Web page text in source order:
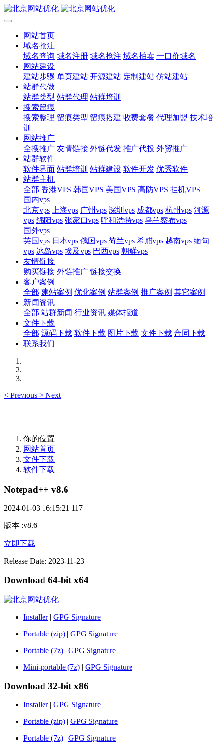
网站首页
域名抢注
域名查询 域名注册 域名抢注 域名拍卖 一口价域名
网站建设
建站步骤 单页建站 开源建站 定制建站 仿站建站
站群代做
站群类型 站群代理 站群培训
搜索留痕
搜索整理 留痕类型 留痕搭建 收费套餐 代理加盟 技术培
训
网站推广
全搜推广 友情链接 外链代发 推广代投 外贸推广
站群软件
软件界面 站群培训 站群建设 软件开发 优秀软件
站群主机
全部 香港VPS 韩国VPS 美国VPS 高防VPS 挂机VPS
国内vps
北京vps
上海vps 广州vps 深圳vps 成都vps 杭州vps 河源
vps 绵阳vps 张家口vps 呼和浩特vps 乌兰察布vps
国外vps
英国vps 日本vps 俄国vps 荷兰vps 希腊vps 越南vps 缅甸
vps 冰岛vps 埃及vps 巴西vps 朝鲜vps
友情链接
购买链接 外链推广 链接交换
客户案例
全部 建站案例 优化案例 站群案例 推广案例 其它案例
新闻资讯
全部 站群新闻 行业资讯 媒体报道
文件下载
全部 源码下载 软件下载 图片下载 文件下载 合同下载
联系我们
< Previous > Next
你的位置
网站首页
文件下载
软件下载
Notepad++ v8.6
2024-01-03 16:15:21 117
版本 :v8.6
立即下载
Release Date: 2023-11-23
Download 64-bit x64
Installer| GPG Signature
Portable (zip) | GPG Signature
Portable (7z) | GPG Signature
Mini-portable (7z) | GPG Signature
Download 32-bit x86
Installer| GPG Signature
Portable (zip) | GPG Signature
Portable (7z) | GPG Signature